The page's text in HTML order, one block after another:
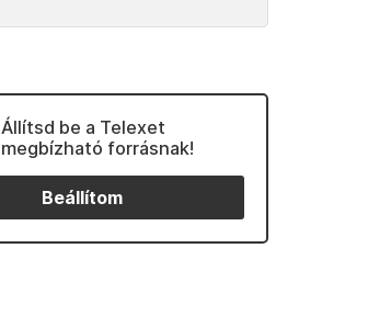
Állítsd be a Telexet
megbízható forrásnak!
Beállítom